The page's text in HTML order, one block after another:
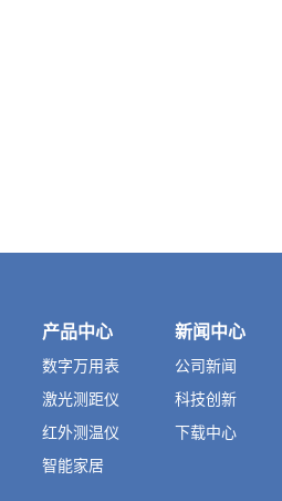
产品中心
数字万用表
激光测距仪
红外测温仪
智能家居
新闻中心
公司新闻
科技创新
下载中心